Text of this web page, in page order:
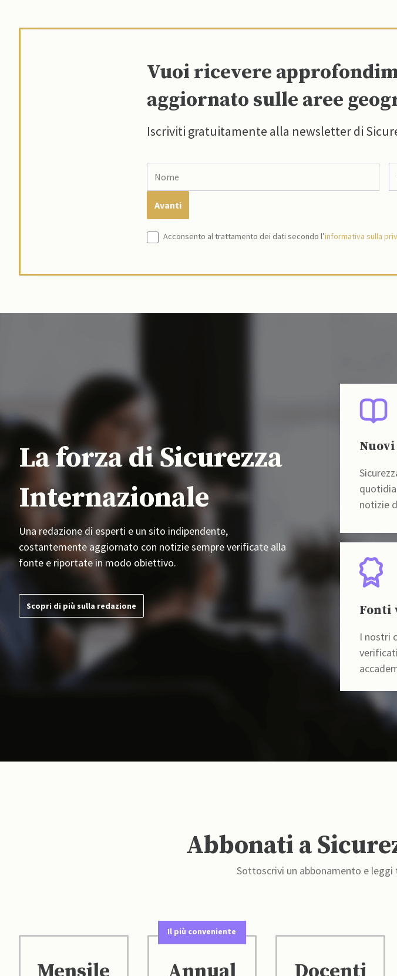
Vuoi ricevere
aggiornato sulle aree
Iscriviti gratuitamente alla newsletter di
Acconsento al trattamento dei dati secondo l’informativa sulla
La forza di Sicurezza
Internazionale
Una redazione di esperti e un sito indipendente,
costantemente aggiornato con notizie sempre verificate alla
fonte e riportate in modo obiettivo.
Scopri di più sulla redazione
notizie
Fonti
I nostri
Abbonati a
Sottoscrivi un abbonamento e
Il più conveniente